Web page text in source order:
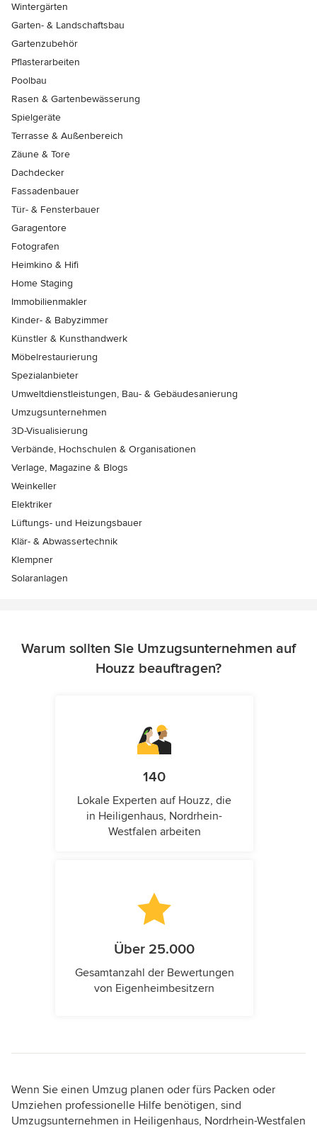
Wintergärten
Garten- & Landschaftsbau
Gartenzubehör
Pflasterarbeiten
Poolbau
Rasen & Gartenbewässerung
Spielgeräte
Terrasse & Außenbereich
Zäune & Tore
Dachdecker
Fassadenbauer
Tür- & Fensterbauer
Garagentore
Fotografen
Heimkino & Hifi
Home Staging
Immobilienmakler
Kinder- & Babyzimmer
Künstler & Kunsthandwerk
Möbelrestaurierung
Spezialanbieter
Umweltdienstleistungen, Bau- & Gebäudesanierung
Umzugsunternehmen
3D-Visualisierung
Verbände, Hochschulen & Organisationen
Verlage, Magazine & Blogs
Weinkeller
Elektriker
Lüftungs- und Heizungsbauer
Klär- & Abwassertechnik
Klempner
Solaranlagen
Warum sollten Sie Umzugsunternehmen auf
Houzz beauftragen?
140
Lokale Experten auf Houzz, die
in Heiligenhaus, Nordrhein-
Westfalen arbeiten
Über 25.000
Gesamtanzahl der Bewertungen
von Eigenheimbesitzern
Wenn Sie einen Umzug planen oder fürs Packen oder
Umziehen professionelle Hilfe benötigen, sind
Umzugsunternehmen in Heiligenhaus, Nordrhein-Westfalen